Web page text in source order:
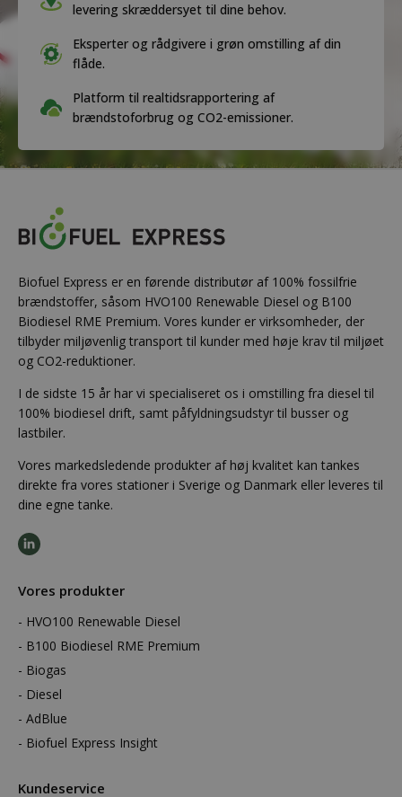
levering skræddersyet til dine behov.
Eksperter og rådgivere i grøn omstilling af din
flåde.
Platform til realtidsrapportering af
brændstoforbrug og CO2-emissioner.
Biofuel Express er en førende distributør af 100% fossilfrie
brændstoffer, såsom HVO100 Renewable Diesel og B100
Biodiesel RME Premium. Vores kunder er virksomheder, der
tilbyder miljøvenlig transport til kunder med høje krav til miljøet
og CO2-reduktioner.
I de sidste 15 år har vi specialiseret os i omstilling fra diesel til
100% biodiesel drift, samt påfyldningsudstyr til busser og
lastbiler.
Vores markedsledende produkter af høj kvalitet kan tankes
direkte fra vores stationer i Sverige og Danmark eller leveres til
dine egne tanke.
Vores produkter
HVO100 Renewable Diesel
B100 Biodiesel RME Premium
Biogas
Diesel
AdBlue
Biofuel Express Insight
Kundeservice